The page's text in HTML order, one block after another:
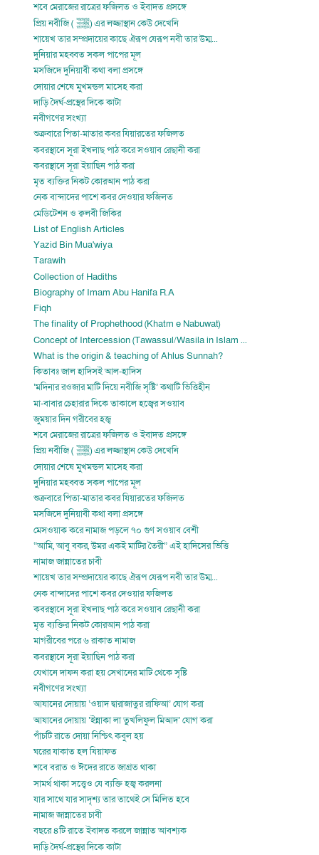
শবে মেরাজের রাত্রের ফজিলত ও ইবাদত প্রসঙ্গে
প্রিয় নবীজি ( ﷺ‎‎) এর লজ্জাস্থান কেউ দেখেনি
শায়েখ তার সম্প্রদায়ের কাছে ঐরূপ যেরূপ নবী তার উম্ম...
দুনিয়ার মহব্বত সকল পাপের মূল
মসজিদে দুনিয়াবী কথা বলা প্রসঙ্গে
দোয়ার শেষে মুখমন্ডল মাসেহ করা
দাড়ি দৈর্ঘ-প্রস্থের দিকে কাটা
নবীগণের সংখ্যা
শুক্রবারে পিতা-মাতার কবর যিয়ারতের ফজিলত
কবরস্থানে সূরা ইখলাছ পাঠ করে সওয়াব রেছানী করা
কবরস্থানে সূরা ইয়াছিন পাঠ করা
মৃত ব্যক্তির নিকট কোরআন পাঠ করা
নেক বান্দাদের পাশে কবর দেওয়ার ফজিলত
মেডিটেশন ও ক্বলবী জিকির
List of English Articles
Yazid Bin Mua'wiya
Tarawih
Collection of Hadiths
Biography of Imam Abu Hanifa R.A
Fiqh
The finality of Prophethood (Khatm e Nabuwat)
Concept of Intercession (Tawassul/Wasila in Islam ...
What is the origin & teaching of Ahlus Sunnah?
কিতাবঃ জাল হাদিসই আল-হাদিস
‘মদিনার রওজার মাটি দিয়ে নবীজি সৃষ্টি’ কথাটি ভিত্তিহীন
মা-বাবার চেহারার দিকে তাকালে হজ্বের সওয়াব
জুময়ার দিন গরীবের হজ্ব
শবে মেরাজের রাত্রের ফজিলত ও ইবাদত প্রসঙ্গে
প্রিয় নবীজি ( ﷺ‎‎) এর লজ্জাস্থান কেউ দেখেনি
দোয়ার শেষে মুখমন্ডল মাসেহ করা
দুনিয়ার মহব্বত সকল পাপের মূল
শুক্রবারে পিতা-মাতার কবর যিয়ারতের ফজিলত
মসজিদে দুনিয়াবী কথা বলা প্রসঙ্গে
মেসওয়াক করে নামাজ পড়লে ৭০ গুণ সওয়াব বেশী
“আমি, আবু বকর, উমর একই মাটির তৈরী” এই হাদিসের ভিত্তি
নামাজ জান্নাতের চাবী
শায়েখ তার সম্প্রদায়ের কাছে ঐরূপ যেরূপ নবী তার উম্ম...
নেক বান্দাদের পাশে কবর দেওয়ার ফজিলত
কবরস্থানে সূরা ইখলাছ পাঠ করে সওয়াব রেছানী করা
মৃত ব্যক্তির নিকট কোরআন পাঠ করা
মাগরীবের পরে ৬ রাকাত নামাজ
কবরস্থানে সূরা ইয়াছিন পাঠ করা
যেখানে দাফন করা হয় সেখানের মাটি থেকে সৃষ্টি
নবীগণের সংখ্যা
আযানের দোয়ায় ‘ওয়াদ দ্বারাজাতুর রাফিআ’ যোগ করা
আযানের দোয়ায় ‘ইন্নাকা লা তুখলিফুল মিআদ’ যোগ করা
পাঁচটি রাতে দোয়া নিশ্চিৎ কবুল হয়
ঘরের যাকাত হল যিয়াফত
শবে বরাত ও ঈদের রাতে জাগ্রত থাকা
সামর্থ থাকা সত্ত্বেও যে ব্যক্তি হজ্ব করলনা
যার সাথে যার সাদৃশ্য তার তাথেই সে মিলিত হবে
নামাজ জান্নাতের চাবী
বছরে ৪টি রাতে ইবাদত করলে জান্নাত আবশ্যক
দাড়ি দৈর্ঘ-প্রস্থের দিকে কাটা